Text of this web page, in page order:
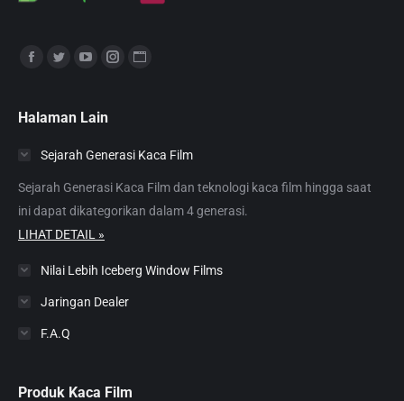
Find us on:
opens
new
window
opens
new
window
opens
new
window
new
window
new
window
Halaman Lain
Sejarah Generasi Kaca Film
Sejarah Generasi Kaca Film dan teknologi kaca film hingga saat
ini dapat dikategorikan dalam 4 generasi.
LIHAT DETAIL »
Nilai Lebih Iceberg Window Films
Jaringan Dealer
F.A.Q
Produk Kaca Film